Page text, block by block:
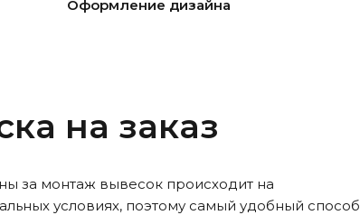
Оформление дизайна
на заказ
за монтаж вывесок происходит на
условиях, поэтому самый удобный способ